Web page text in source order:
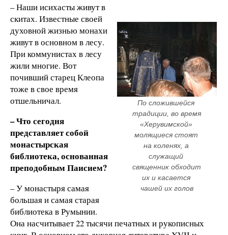
По сложившейся
традиции, во время
«Херувимской»
молящиеся стоят
на коленях, а
служащий
священник обходит
их и касается
чашей их голов
– Наши исихасты живут в
скитах. Известные своей
духовной жизнью монахи
живут в основном в лесу.
При коммунистах в лесу
жили многие. Вот
почивший старец Клеопа
тоже в свое время
отшельничал.
– Что сегодня
представляет собой
монастырская
библиотека, основанная
преподобным Паисием?
– У монастыря самая
большая и самая старая
библиотека в Румынии.
Она насчитывает 22 тысячи печатных и рукописных